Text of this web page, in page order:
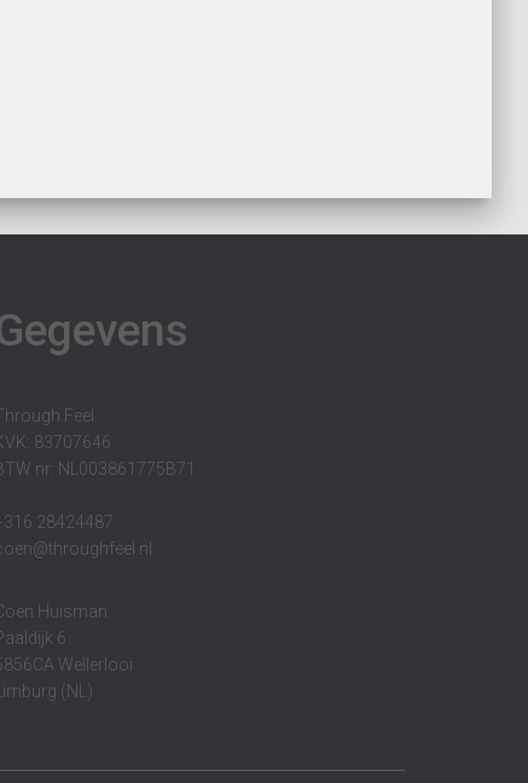
Feel
83707646
nr: NL003861775B71
28424487
Huisman
6
Wellerlooi
Limburg (NL)